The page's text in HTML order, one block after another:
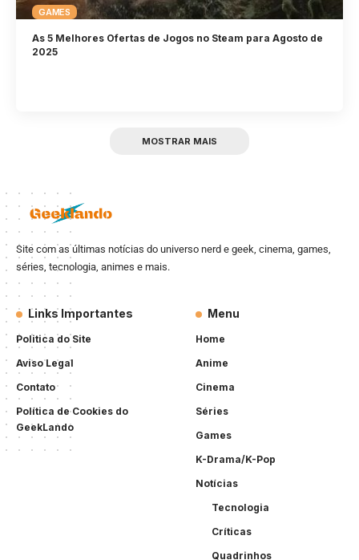
GAMES
As 5 Melhores Ofertas de Jogos no Steam para Agosto de
2025
MOSTRAR MAIS
Site com as últimas notícias do universo nerd e geek, cinema, games,
séries, tecnologia, animes e mais.
Links Importantes
Politica do Site
Aviso Legal
Contato
Política de Cookies do
GeekLando
Menu
Home
Anime
Cinema
Séries
Games
K-Drama/K-Pop
Notícias
Tecnologia
Críticas
Quadrinhos